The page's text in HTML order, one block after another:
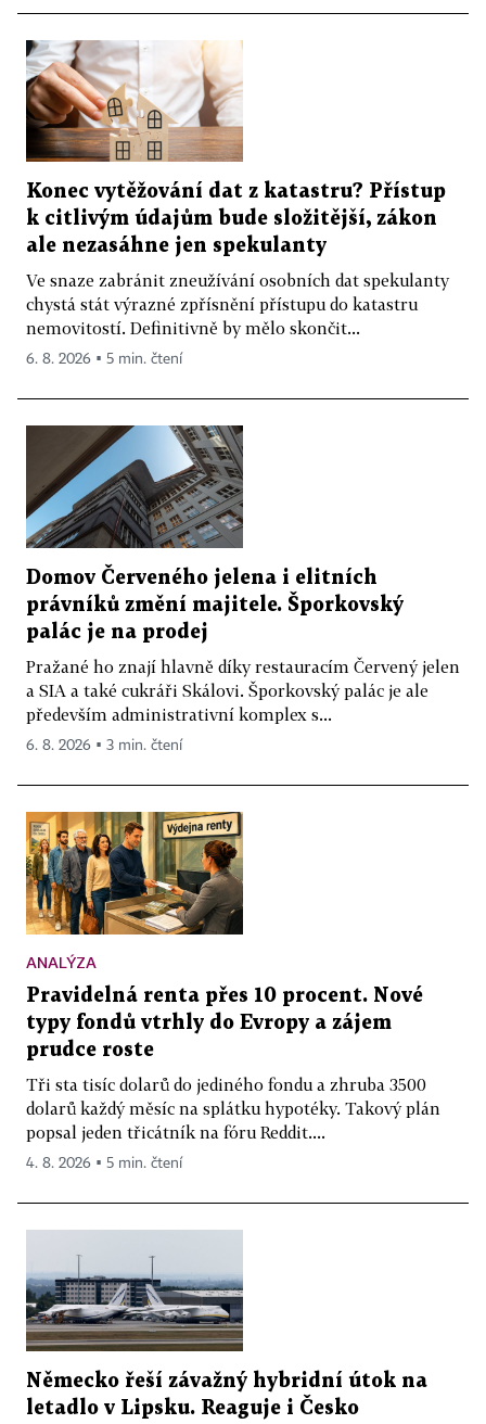
Konec vytěžování dat z katastru? Přístup
k citlivým údajům bude složitější, zákon
ale nezasáhne jen spekulanty
Ve snaze zabránit zneužívání osobních dat spekulanty
chystá stát výrazné zpřísnění přístupu do katastru
nemovitostí. Definitivně by mělo skončit...
6. 8. 2026 ▪ 5 min. čtení
Domov Červeného jelena i elitních
právníků změní majitele. Šporkovský
palác je na prodej
Pražané ho znají hlavně díky restauracím Červený jelen
a SIA a také cukráři Skálovi. Šporkovský palác je ale
především administrativní komplex s...
6. 8. 2026 ▪ 3 min. čtení
ANALÝZA
Pravidelná renta přes 10 procent. Nové
typy fondů vtrhly do Evropy a zájem
prudce roste
Tři sta tisíc dolarů do jediného fondu a zhruba 3500
dolarů každý měsíc na splátku hypotéky. Takový plán
popsal jeden třicátník na fóru Reddit....
4. 8. 2026 ▪ 5 min. čtení
Německo řeší závažný hybridní útok na
letadlo v Lipsku. Reaguje i Česko